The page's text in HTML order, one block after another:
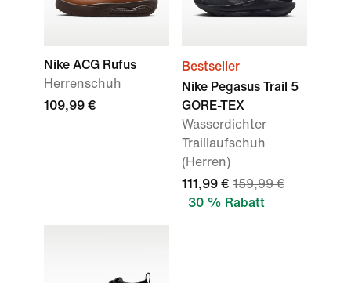
Nike ACG Rufus
Herrenschuh
109,99 €
Bestseller
Nike Pegasus Trail 5
GORE-TEX
Wasserdichter
Traillaufschuh
(Herren)
111,99 € 159,99 €
30 % Rabatt